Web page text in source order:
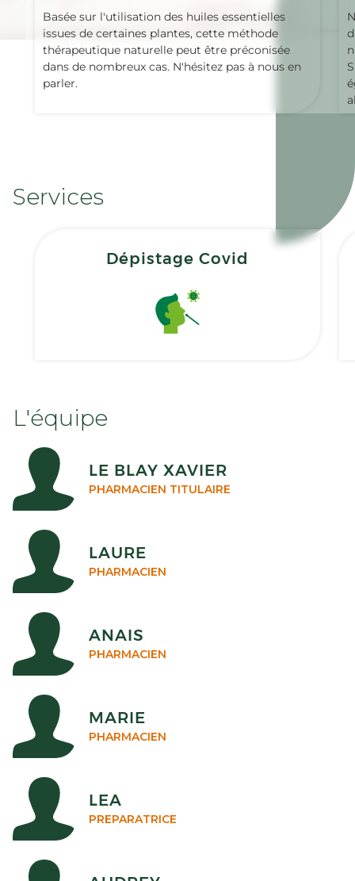
Basée sur l'utilisation des huiles essentielles
issues de certaines plantes, cette méthode
thérapeutique naturelle peut être préconisée
dans de nombreux cas. N'hésitez pas à nous en
parler.
Services
Dépistage Covid
L'équipe
LE BLAY XAVIER
PHARMACIEN TITULAIRE
LAURE
PHARMACIEN
ANAIS
PHARMACIEN
MARIE
PHARMACIEN
LEA
PREPARATRICE